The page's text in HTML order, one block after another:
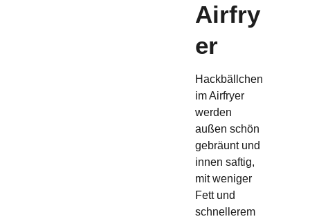
Airfry
er
Hackbällchen
im Airfryer
werden
außen schön
gebräunt und
innen saftig,
mit weniger
Fett und
schnellerem